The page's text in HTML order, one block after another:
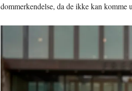
dommerkendelse, da de ikke kan